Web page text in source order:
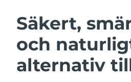
Säkert,
och
alternativ
Ansiktsrengöring
Österrike
Bahrain
Belgien